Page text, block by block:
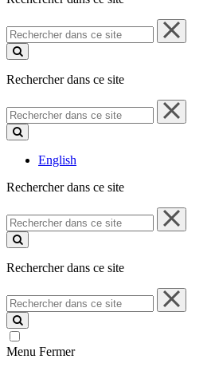
Rechercher
dans
ce
Rechercher dans ce site
Rechercher
dans
ce
English
Rechercher dans ce site
Rechercher
dans
ce
Rechercher dans ce site
Rechercher
dans
ce
site
Menu Fermer